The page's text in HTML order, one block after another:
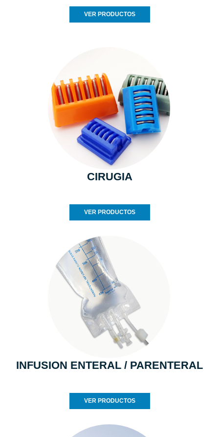
VER PRODUCTOS
CIRUGIA
VER PRODUCTOS
INFUSION ENTERAL / PARENTERAL
VER PRODUCTOS